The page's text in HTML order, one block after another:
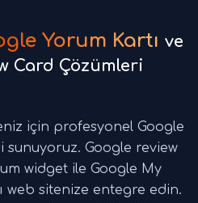
Yorum Kartı ve
Card Çözümleri
için profesyonel Google
sunuyoruz. Google review
widget ile Google My
web sitenize entegre edin.